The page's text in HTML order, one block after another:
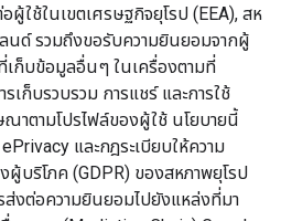
ผู้ใช้ในเขตเศรษฐกิจยุโรป (EEA), สห
นด์ รวมถึงขอรับความยินยอมจากผู้
ก็บข้อมูลอื่นๆ ในเครื่องตามที่
เก็บรวบรวม การแชร์ และการใช้
าตามโปรไฟล์ของผู้ใช้ นโยบายนี้
และกฎระเบียบให้ความ
บริโภค (GDPR) ของสหภาพยุโรป
งต่อความยินยอมไปยังแหล่งที่มา